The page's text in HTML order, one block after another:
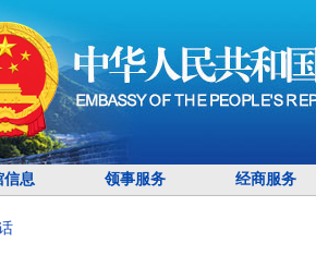
信息 领事服务 经商服务